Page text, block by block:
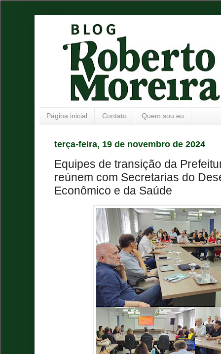
Página inicial Contato Quem sou eu
terça-feira, 19 de novembro de 2024
Equipes de transição da
reúnem com Secretarias do
Econômico e da Saúde